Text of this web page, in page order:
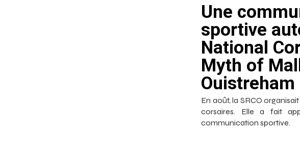
Une
sportive
National
Myth of
Ouistreham
En août, la SRCO
corsaires. Elle a fait
communication sportive.